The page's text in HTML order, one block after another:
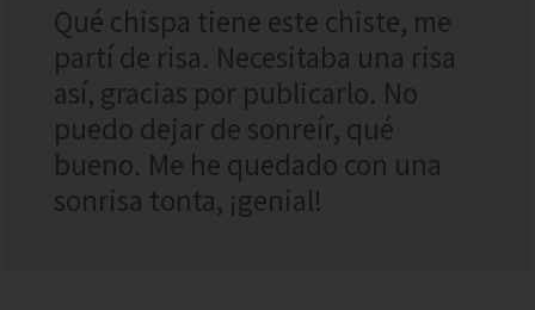
Qué chispa tiene este chiste, me
partí de risa. Necesitaba una risa
así, gracias por publicarlo. No
puedo dejar de sonreír, qué
bueno. Me he quedado con una
sonrisa tonta, ¡genial!